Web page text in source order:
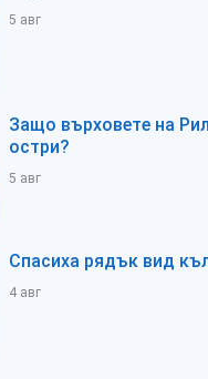
5 авг
Защо върховете на
остри?
5 авг
Спасиха рядък вид
4 авг